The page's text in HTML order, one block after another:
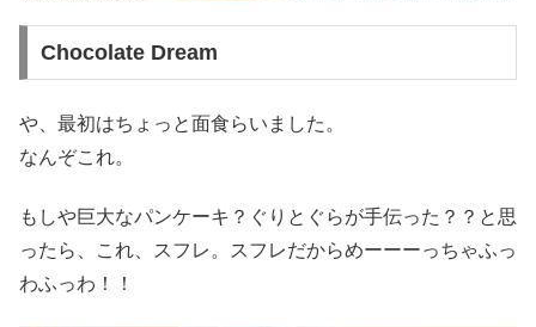
Chocolate Dream
や、最初はちょっと面食らいました。
なんぞこれ。
もしや巨大なパンケーキ？ぐりとぐらが手伝った？？と思
ったら、これ、スフレ。スフレだからめーーーっちゃふっ
わふっわ！！